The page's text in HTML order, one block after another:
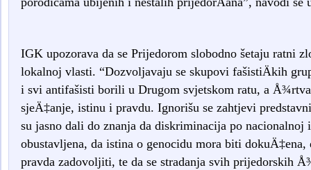
IGK upozorava da se Prijedorom slobodno šetaju ratni
lokalnoj vlasti. “Dozvoljavaju se skupovi fašistiÄkih
i svi antifašisti borili u Drugom svjetskom ratu, a
sjeÄ‡anje, istinu i pravdu. Ignorišu se zahtjevi
su jasno dali do znanja da diskriminacija po
obustavljena, da istina o genocidu mora biti dokuÄ‡ena,
pravda zadovoljiti, te da se stradanja svih prijedorskih